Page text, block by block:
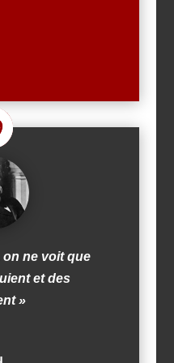
on ne voit que
et des
»